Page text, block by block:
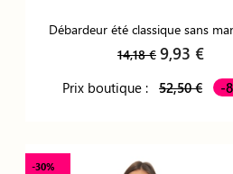
Débardeur été classique sans
14,18 € 9,93 €
Prix boutique : 52,50 € -
-30%